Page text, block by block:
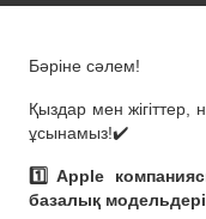
Бәріне сәлем!
Қыздар мен
ұсынамыз!✔️
1️⃣ Apple
базалық